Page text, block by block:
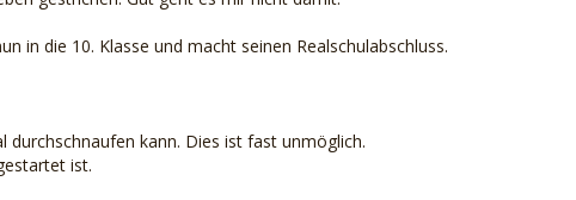
in die 10. Klasse und macht seinen Realschulabschluss.
durchschnaufen kann. Dies ist fast unmöglich.
ist.